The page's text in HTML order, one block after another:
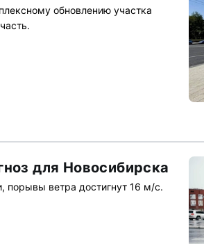
обновлению участка
для Новосибирска
порывы ветра достигнут 16 м/с.